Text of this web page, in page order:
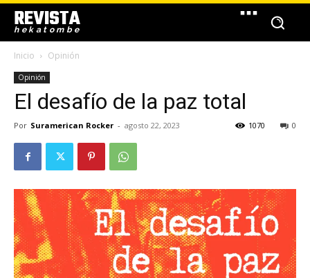
REVISTA
hekatombe
Inicio Opinión
Opinión
El desafío de la paz total
Por Suramerican Rocker - agosto 22, 2023 0
1070